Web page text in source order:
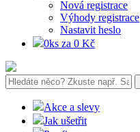
Nová registrace
Výhody registrace
Nastavit heslo
0ks za 0 Kč
Akce a slevy
Jak ušetřit